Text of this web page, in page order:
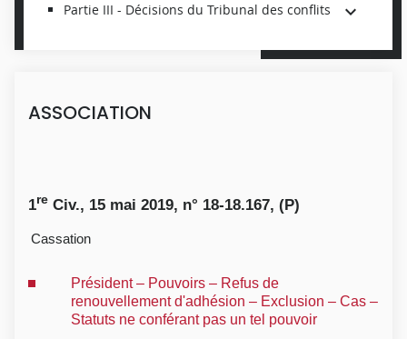
Partie III - Décisions du Tribunal des conflits
ASSOCIATION
1re Civ., 15 mai 2019, n° 18-18.167, (P)
Cassation
Président – Pouvoirs – Refus de
renouvellement d'adhésion – Exclusion – Cas –
Statuts ne conférant pas un tel pouvoir